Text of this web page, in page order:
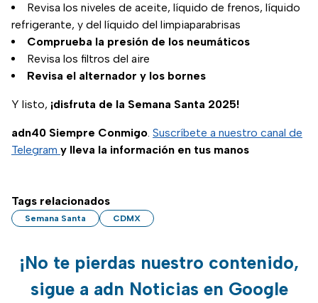
Revisa los niveles de aceite, líquido de frenos, líquido
refrigerante, y del líquido del limpiaparabrisas
Comprueba la presión de los neumáticos
Revisa los filtros del aire
Revisa el alternador y los bornes
Y listo, ¡disfruta de la Semana Santa 2025!
adn40 Siempre Conmigo. Suscríbete a nuestro canal de
Telegram y lleva la información en tus manos
Tags relacionados
Semana Santa CDMX
¡No te pierdas nuestro contenido,
sigue a adn Noticias en Google